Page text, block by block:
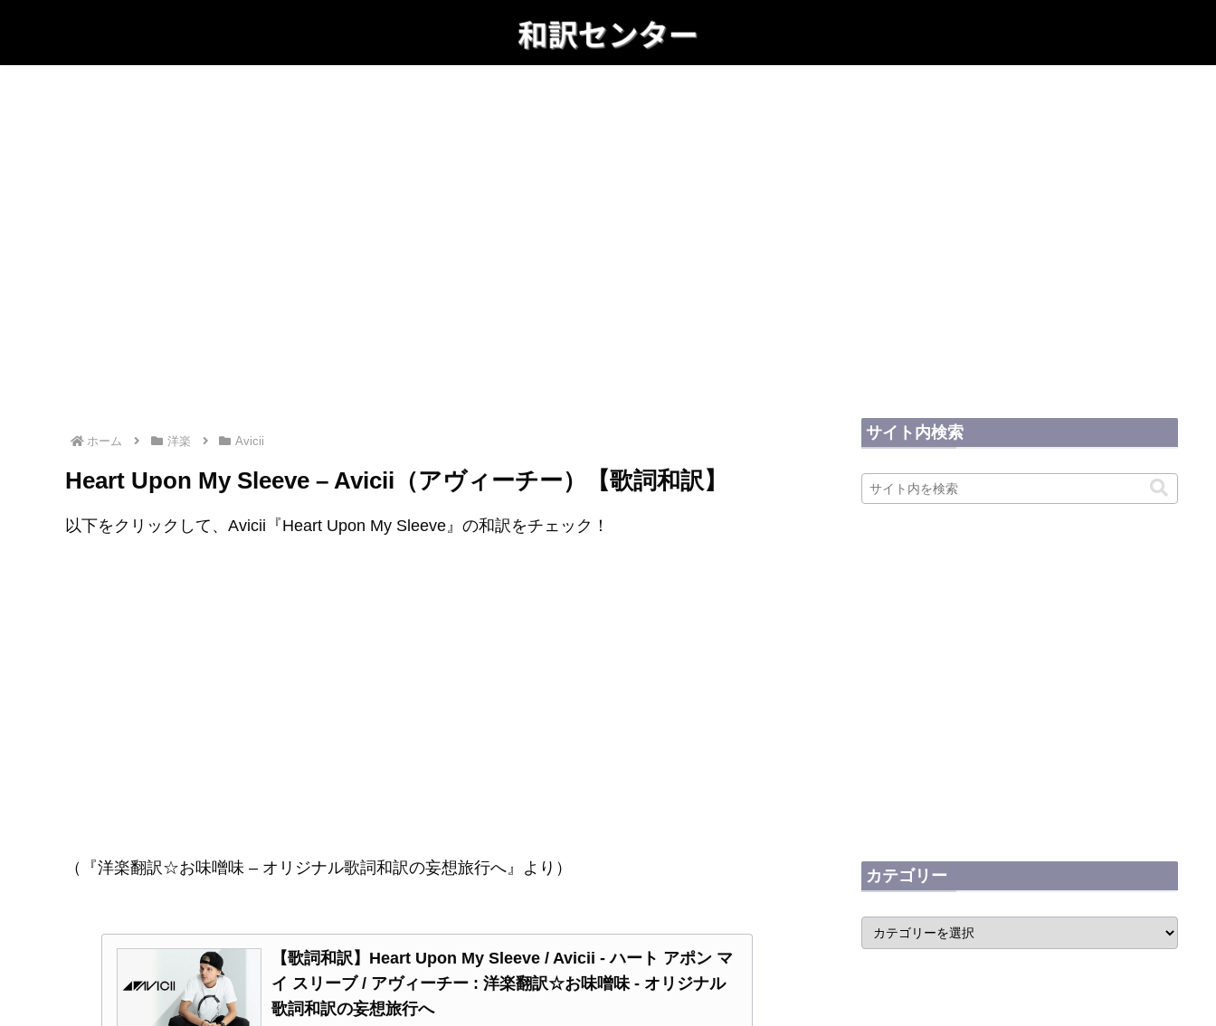
ホーム 洋楽 Avicii
Heart Upon My Sleeve – Avicii（アヴィーチー）【歌詞和訳】
以下をクリックして、Avicii『Heart Upon My Sleeve』の和訳をチェック！
（『洋楽翻訳☆お味噌味 – オリジナル歌詞和訳の妄想旅行へ』より）
【歌詞和訳】Heart Upon My Sleeve / Avicii - ハート アポン マ
イ スリーブ / アヴィーチー : 洋楽翻訳☆お味噌味 - オリジナル
歌詞和訳の妄想旅行へ
サイト内検索
カテゴリー